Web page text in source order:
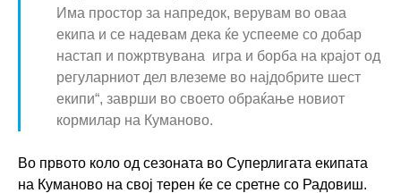
Има простор за напредок, верувам во оваа
екипа и се надевам дека ќе успееме со добар
настап и пожртвувана игра и борба на крајот од
регуларниот дел влеземе во најдобрите шест
екипи“, заврши во своето обраќање новиот
кормилар на Куманово.
Во првото коло од сезоната во Суперлигата екипата
на Куманово на свој терен ќе се сретне со Радовиш.